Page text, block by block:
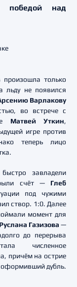
победой над
произошла только
льду не появился
Варлакову
во встрече с
Матвей Уткин,
игре против
теперь лицо
завладели
счёт — Глеб
под чужими
створ. 1:0. Далее
момент для
Руслана Газизова —
до перерыва
численное
причём на острие
дубль.